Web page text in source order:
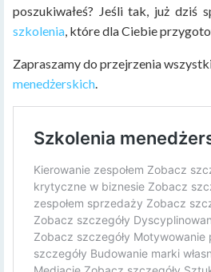
poszukiwałeś? Jeśli tak, już dziś
szkolenia, które dla Ciebie
Zapraszamy do przejrzenia
menedżerskich.